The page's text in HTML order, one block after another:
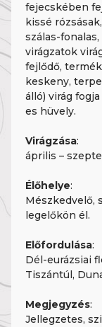
fejecskében
kissé
szálas-
virágzatok
fejlődő,
keskeny,
álló) virág
es hüvely.
Virágzása:
április –
Élőhelye:
Mészkedvelő,
legelőkön él.
Előfordulása:
Dél-eurázsiai
Tiszántúl,
Megjegyzés:
Jellegzetes,